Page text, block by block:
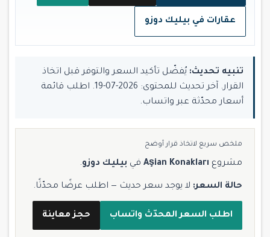
عقارات في بيليك دوزو
تنبيه تحديث: يُفضّل تأكيد السعر والتوفر قبل اتخاذ
القرار. آخر تحديث للمحتوى: 2026-07-19. اطلب قائمة
أسعار محدّثة عبر واتساب.
ملخص سريع لاتخاذ قرار أوضح
مشروع Aşian Konakları في بيليك دوزو.
حالة السعر: لا يوجد سعر حديث — اطلب عرضًا محدّثًا.
اطلب السعر المحدّث واتساب حجز معاينة